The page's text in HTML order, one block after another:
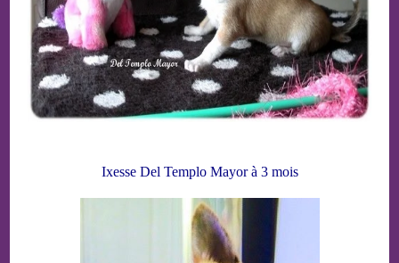
Ixesse Del Templo Mayor à 3 mois